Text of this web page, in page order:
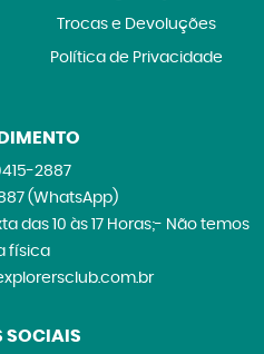
Trocas e Devoluções
Política de Privacidade
2887
(WhatsApp)
das 10 às 17 Horas;- Não temos
física
SOCIAIS